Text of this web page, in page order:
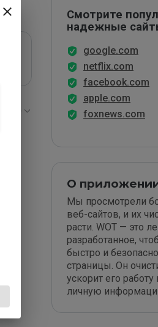
Смотрите
надежные
google.com
netflix.com
facebook.com
apple.com
foxnews.com
О
Мы просмотрели
веб-сайтов, и их
расти. WOT — это
разработанное,
быстро и
страницы. Он
ускорит его
личную